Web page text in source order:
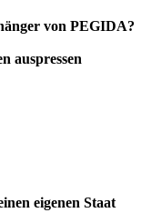
von PEGIDA?
auspressen
eigenen Staat